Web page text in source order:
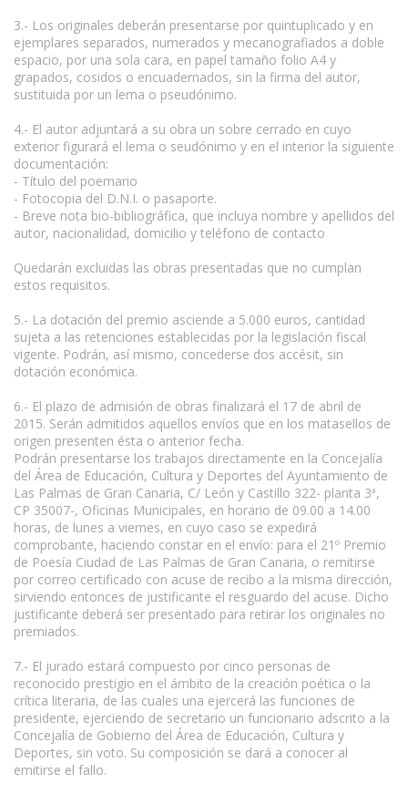
3.- Los originales deberán presentarse por quintuplicado y en
ejemplares separados, numerados y mecanografiados a doble
espacio, por una sola cara, en papel tamaño folio A4 y
grapados, cosidos o encuadernados, sin la firma del autor,
sustituida por un lema o pseudónimo.
4.- El autor adjuntará a su obra un sobre cerrado en cuyo
exterior figurará el lema o seudónimo y en el interior la siguiente
documentación:
- Título del poemario
- Fotocopia del D.N.I. o pasaporte.
- Breve nota bio-bibliográfica, que incluya nombre y apellidos del
autor, nacionalidad, domicilio y teléfono de contacto
Quedarán excluidas las obras presentadas que no cumplan
estos requisitos.
5.- La dotación del premio asciende a 5.000 euros, cantidad
sujeta a las retenciones establecidas por la legislación fiscal
vigente. Podrán, así mismo, concederse dos accésit, sin
dotación económica.
6.- El plazo de admisión de obras finalizará el 17 de abril de
2015. Serán admitidos aquellos envíos que en los matasellos de
origen presenten ésta o anterior fecha.
Podrán presentarse los trabajos directamente en la Concejalía
del Área de Educación, Cultura y Deportes del Ayuntamiento de
Las Palmas de Gran Canaria, C/ León y Castillo 322- planta 3ª,
CP 35007-, Oficinas Municipales, en horario de 09.00 a 14.00
horas, de lunes a viernes, en cuyo caso se expedirá
comprobante, haciendo constar en el envío: para el 21º Premio
de Poesía Ciudad de Las Palmas de Gran Canaria, o remitirse
por correo certificado con acuse de recibo a la misma dirección,
sirviendo entonces de justificante el resguardo del acuse. Dicho
justificante deberá ser presentado para retirar los originales no
premiados.
7.- El jurado estará compuesto por cinco personas de
reconocido prestigio en el ámbito de la creación poética o la
crítica literaria, de las cuales una ejercerá las funciones de
presidente, ejerciendo de secretario un funcionario adscrito a la
Concejalía de Gobierno del Área de Educación, Cultura y
Deportes, sin voto. Su composición se dará a conocer al
emitirse el fallo.